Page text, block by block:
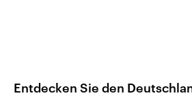
Entdecken Sie den